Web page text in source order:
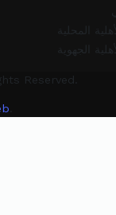
المحلية
الجهوية
Reserved.